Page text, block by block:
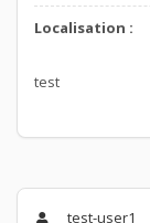
Localisation :
test
test-user1